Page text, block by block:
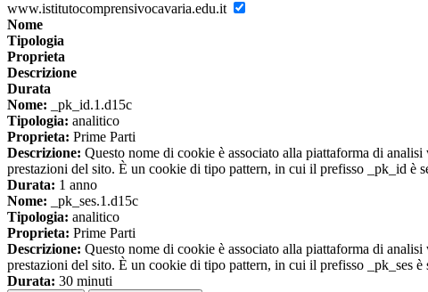
www.istitutocomprensivocavaria.edu.it
Nome
Tipologia
Proprieta
Descrizione
Durata
Nome: _pk_id.1.d15c
Tipologia: analitico
Proprieta: Prime Parti
Descrizione: Questo nome di cookie è associato alla piattaforma di
prestazioni del sito. È un cookie di tipo pattern, in cui il prefisso _pk_id è
Durata: 1 anno
Nome: _pk_ses.1.d15c
Tipologia: analitico
Proprieta: Prime Parti
Descrizione: Questo nome di cookie è associato alla piattaforma di
prestazioni del sito. È un cookie di tipo pattern, in cui il prefisso _pk_ses
Durata: 30 minuti